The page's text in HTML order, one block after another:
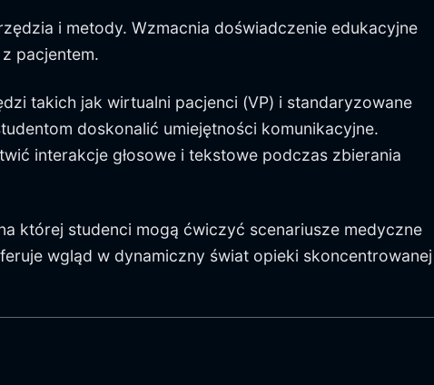
i metody. Wzmacnia doświadczenie edukacyjne
pacjentem.
takich jak wirtualni pacjenci (VP) i standaryzowane
doskonalić umiejętności komunikacyjne.
interakcje głosowe i tekstowe podczas zbierania
której studenci mogą ćwiczyć scenariusze medyczne
wgląd w dynamiczny świat opieki skoncentrowanej